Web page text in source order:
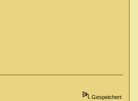
Gespeichert